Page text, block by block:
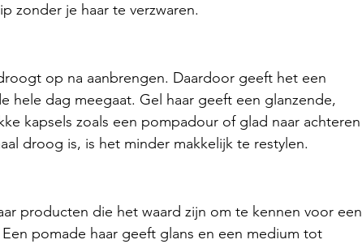
zonder je haar te verzwaren.
op na aanbrengen. Daardoor geeft het een
hele dag meegaat. Gel haar geeft een glanzende,
kapsels zoals een pompadour of glad naar achteren
droog is, is het minder makkelijk te restylen.
producten die het waard zijn om te kennen voor een
pomade haar geeft glans en een medium tot